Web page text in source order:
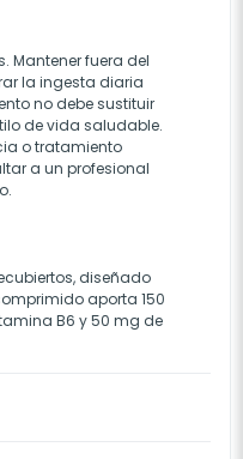
Mantener fuera del
la ingesta diaria
no debe sustituir
de vida saludable.
o tratamiento
a un profesional
diseñado
aporta 150
B6 y 50 mg de